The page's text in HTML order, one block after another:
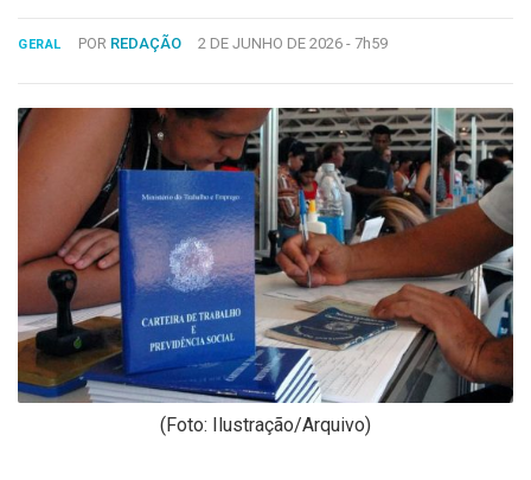
2024
Desenvolvido
por
Tecnologia
Sistemas
GERAL POR REDAÇÃO 2 DE JUNHO DE 2026 - 7h59
(Foto: Ilustração/Arquivo)